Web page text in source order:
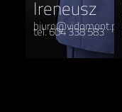
Ireneusz
biuro@vidomont.pl
tel. 604 338 583